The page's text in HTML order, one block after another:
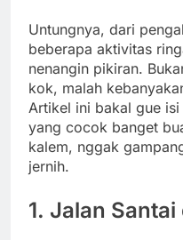
Untungnya, dari
beberapa aktivitas
nenangin pikiran.
kok, malah
Artikel ini bakal gue
yang cocok banget
kalem, nggak
jernih.
1. Jalan